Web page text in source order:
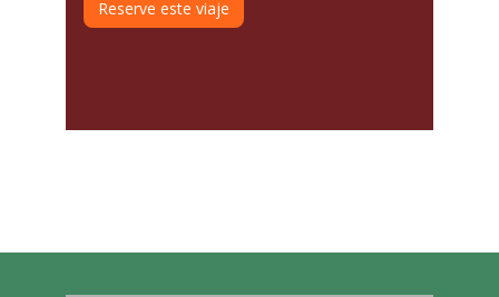
Reserve este viaje